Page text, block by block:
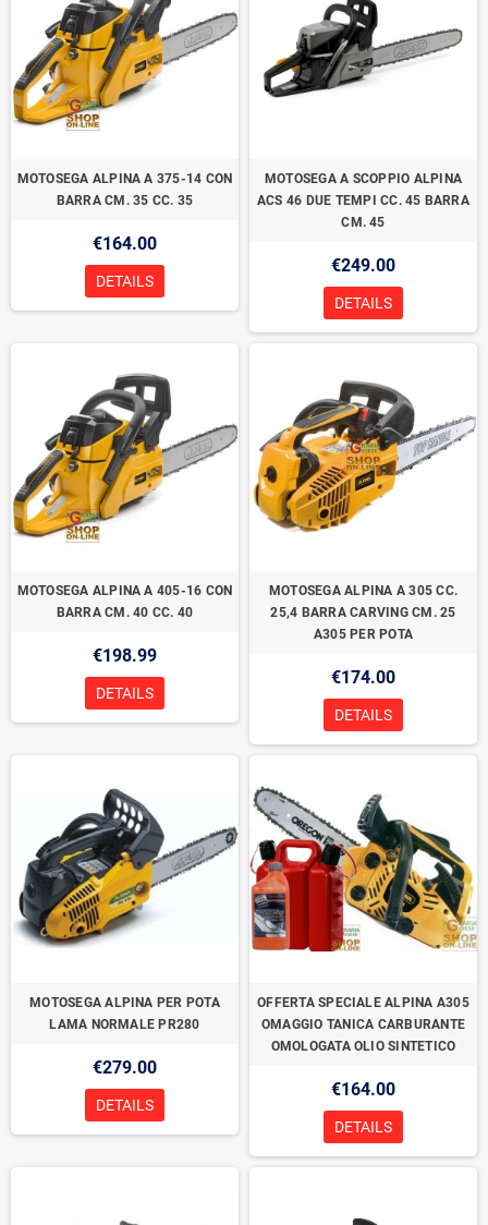
MOTOSEGA ALPINA A 375-14 CON
BARRA CM. 35 CC. 35
€164.00
DETAILS
MOTOSEGA A SCOPPIO ALPINA
ACS 46 DUE TEMPI CC. 45 BARRA
CM. 45
€249.00
DETAILS
MOTOSEGA ALPINA A 405-16 CON
BARRA CM. 40 CC. 40
€198.99
DETAILS
MOTOSEGA ALPINA A 305 CC.
25,4 BARRA CARVING CM. 25
A305 PER POTA
€174.00
DETAILS
MOTOSEGA ALPINA PER POTA
LAMA NORMALE PR280
€279.00
DETAILS
OFFERTA SPECIALE ALPINA A305
OMAGGIO TANICA CARBURANTE
OMOLOGATA OLIO SINTETICO
€164.00
DETAILS